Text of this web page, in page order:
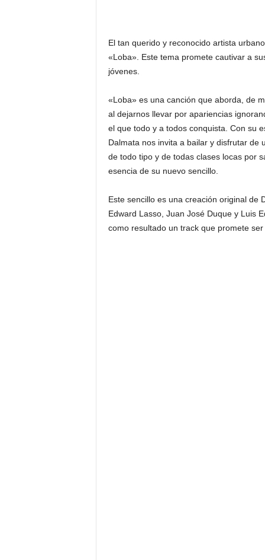
El tan querido y reconocido artista
«Loba». Este tema promete cautivar a
jóvenes.
«Loba» es una canción que aborda, de
al dejarnos llevar por apariencias
el que todo y a todos conquista. Con su
Dalmata nos invita a bailar y disfrutar de
de todo tipo y de todas clases locas por
esencia de su nuevo sencillo.
Este sencillo es una creación original de
Edward Lasso, Juan José Duque y Luis
como resultado un track que promete